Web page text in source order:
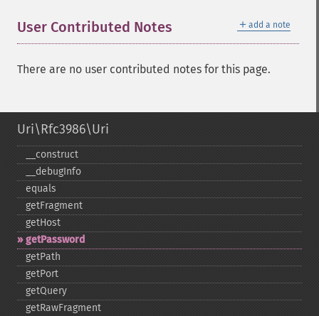
＋ add a note
User Contributed Notes
There are no user contributed notes for this page.
Uri\Rfc3986\Uri
_​_​construct
_​_​debugInfo
equals
getFragment
getHost
getPassword
getPath
getPort
getQuery
getRawFragment